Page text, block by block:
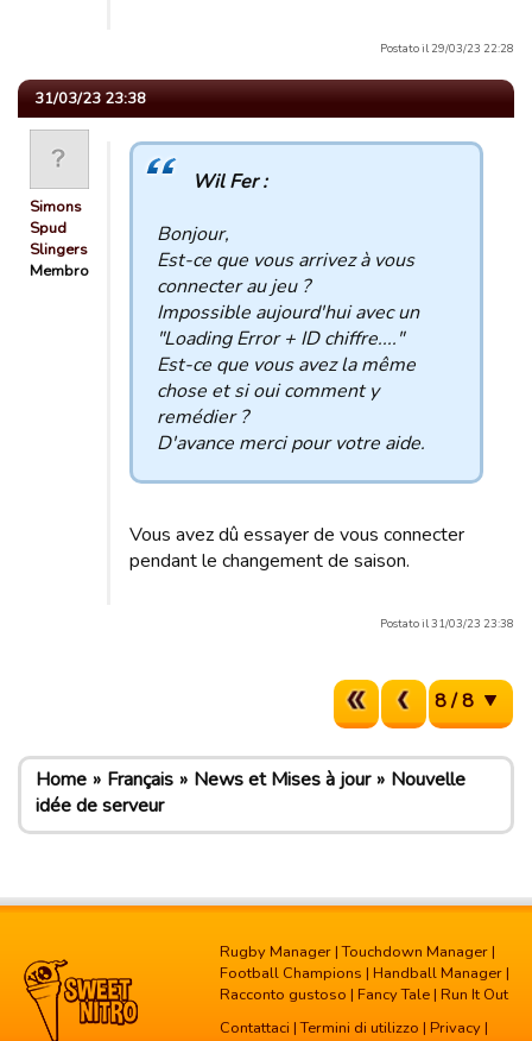
Postato il 29/03/23 22:28
31/03/23 23:38
Simons
Spud
Slingers
Membro
Wil Fer :
Bonjour,
Est-ce que vous arrivez à vous
connecter au jeu ?
Impossible aujourd'hui avec un
"Loading Error + ID chiffre...."
Est-ce que vous avez la même
chose et si oui comment y
remédier ?
D'avance merci pour votre aide.
Vous avez dû essayer de vous connecter
pendant le changement de saison.
Postato il 31/03/23 23:38
8 / 8
Home Français News et Mises à jour
Nouvelle
idée de serveur
Rugby Manager |Touchdown Manager |
Football Champions | Handball Manager |
Racconto gustoso | Fancy Tale | Run It Out
Contattaci |Termini di utilizzo | Privacy |